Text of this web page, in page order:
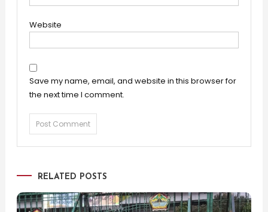
Website
Save my name, email, and website in this browser for
the next time I comment.
RELATED POSTS